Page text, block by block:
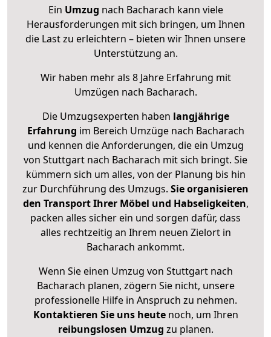
Ein Umzug nach Bacharach kann viele
Herausforderungen mit sich bringen, um Ihnen
die Last zu erleichtern – bieten wir Ihnen unsere
Unterstützung an.
Wir haben mehr als 8 Jahre Erfahrung mit
Umzügen nach Bacharach.
Die Umzugsexperten haben langjährige
Erfahrung im Bereich Umzüge nach Bacharach
und kennen die Anforderungen, die ein Umzug
von Stuttgart nach Bacharach mit sich bringt. Sie
kümmern sich um alles, von der Planung bis hin
zur Durchführung des Umzugs. Sie organisieren
den Transport Ihrer Möbel und Habseligkeiten,
packen alles sicher ein und sorgen dafür, dass
alles rechtzeitig an Ihrem neuen Zielort in
Bacharach ankommt.
Wenn Sie einen Umzug von Stuttgart nach
Bacharach planen, zögern Sie nicht, unsere
professionelle Hilfe in Anspruch zu nehmen.
Kontaktieren Sie uns heutenoch, um Ihren
reibungslosen Umzug zu planen.